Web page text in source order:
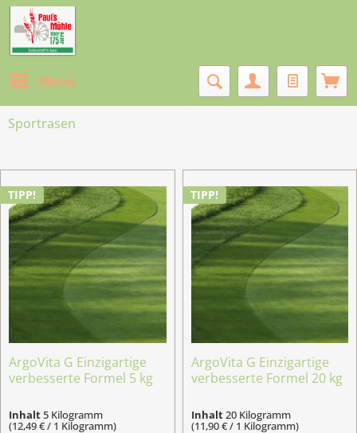
Menü
Sportrasen
TIPP!
ArgoVita G Einzigartige
verbesserte Formel 5 kg
Inhalt5 Kilogramm
(12,49 € / 1 Kilogramm)
TIPP!
ArgoVita G Einzigartige
verbesserte Formel 20 kg
Inhalt20 Kilogramm
(11,90 € / 1 Kilogramm)